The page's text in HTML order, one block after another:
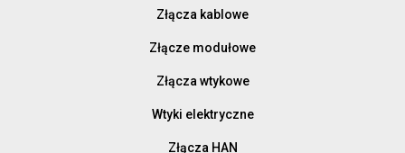
Złącza kablowe
Złącze modułowe
Złącza wtykowe
Wtyki elektryczne
Złącza HAN